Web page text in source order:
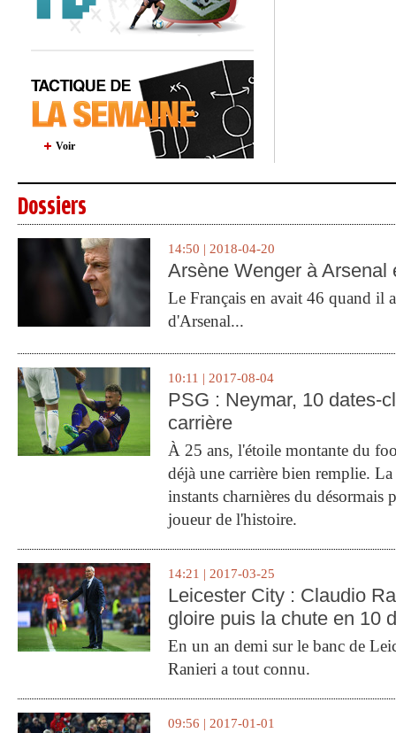
Voir
Dossiers
14:50 | 2018-04-20
Arsène Wenger à Arsenal
Le Français en avait 46 quand il
d'Arsenal...
10:11 | 2017-08-04
PSG : Neymar, 10 dates-
carrière
À 25 ans, l'étoile montante du
déjà une carrière bien remplie.
instants charnières du désormais
joueur de l'histoire.
14:21 | 2017-03-25
Leicester City : Claudio
gloire puis la chute en 10
En un an demi sur le banc de
Ranieri a tout connu.
09:56 | 2017-01-01